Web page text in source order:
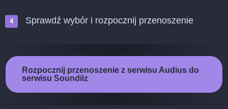
Sprawdź wybór i rozpocznij przenoszenie
Rozpocznij przenoszenie z serwisu Audius do
serwisu Soundiiz